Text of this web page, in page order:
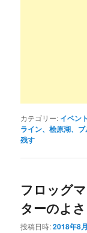
カテゴリー: イベント
ライン、桧原湖、
残す
フロッグ
ターのよ
投稿日時:2018年8